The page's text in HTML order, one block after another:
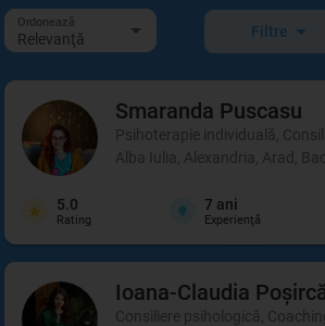
Ordonează
Relevanţă Filtre
Smaranda Puscasu
Psihoterapie individuală,
Alba Iulia, Alexandria, Arad,
5.0
Rating
7 ani
Experienţă
Ioana-Claudia
Consiliere psihologică,